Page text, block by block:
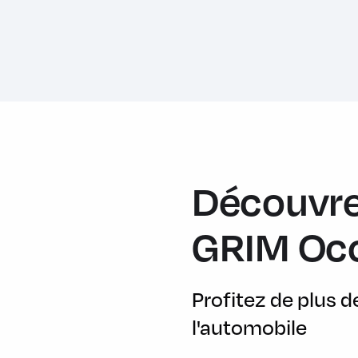
Contrôle dynamique de la trajectoire (ESP) avec ABS
Désactivation de l'airbag passager
Déverrouillage des portes indépendant cabine et
pression = portes AV/AR, 2 pressions = toutes portes
Dispositif de retenue d'ouverture des portes AR à 90/180
GRIM
Profitez de plus
l'automobile